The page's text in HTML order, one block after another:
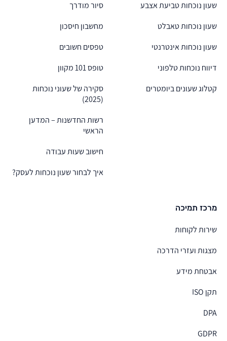
שעון נוכחות טביעת אצבע
שעון נוכחות טאבלט
שעון נוכחות אינטרנטי
דיווח נוכחות טלפוני
קטלוג שעונים ביומטרים
סיור מודרך
מחשבון חיסכון
טפסים חשובים
טופס 101 מקוון
סקירה של שעוני נוכחות
(2025)
רשות החדשנות – המדען
הראשי
חישוב שעות עבודה
איך לבחור שעון נוכחות לעסק?
מרכז תמיכה
שירות לקוחות
מצגות ועזרי הדרכה
אבטחת מידע
תקן ISO
DPA
GDPR